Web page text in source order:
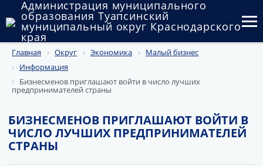
Администрация муниципального
образования Туапсинский
муниципальный округ Краснодарского
края
Округ
Администрация
Государственный и муниципальный контроль
Главная Округ Экономика
Малый бизнес
Информация
Бизнесменов приглашают войти в число лучших
предпринимателей страны
БИЗНЕСМЕНОВ ПРИГЛАШАЮТ ВОЙТИ В
ЧИСЛО ЛУЧШИХ ПРЕДПРИНИМАТЕЛЕЙ
СТРАНЫ